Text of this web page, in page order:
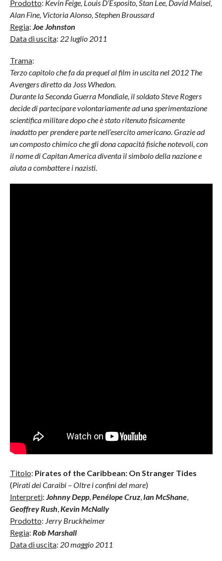
Prodotto: Kevin Feige, Louis D’Esposito, Stan Lee, David Maisel,
Alan Fine, Victoria Alonso, Stephen Broussard
Regia: Joe Johnston
Data di uscita: 22 luglio 2011
Trama:
Terzo capitolo che fa da prequel al film in uscita nel 2012 The
Avengers diretto da Joss Whedon.
Durante la Seconda Guerra Mondiale, il soldato Steve Rogers
decide di partecipare volontariamente ad una sperimentazione
scientifica militare dopo che è stato ritenuto fisicamente
inadatto per prendere parte nell’esercito americano. Grazie ad
un composto chimico che gli dona capacità fisiche notevoli, con
il nome di Capitan America diventa il simbolo della nazione e
aiuta a combattere i nazisti.
Titolo: Pirates of the Caribbean: On Stranger Tides
(Pirati dei Caraibi – Oltre i confini del mare)
Interpreti: Johnny Depp,Penélope Cruz, Ian McShane,
Geoffrey Rush,Kevin McNally
Prodotto: Jerry Bruckheimer
Regia: Rob Marshall
Data di uscita: 20 maggio 2011